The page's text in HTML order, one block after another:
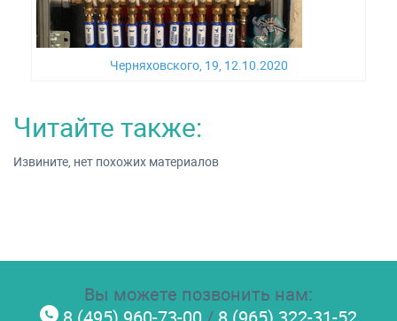
Черняховского, 19, 12.10.2020
Читайте также:
Извините, нет похожих материалов
Вы можете позвонить нам: